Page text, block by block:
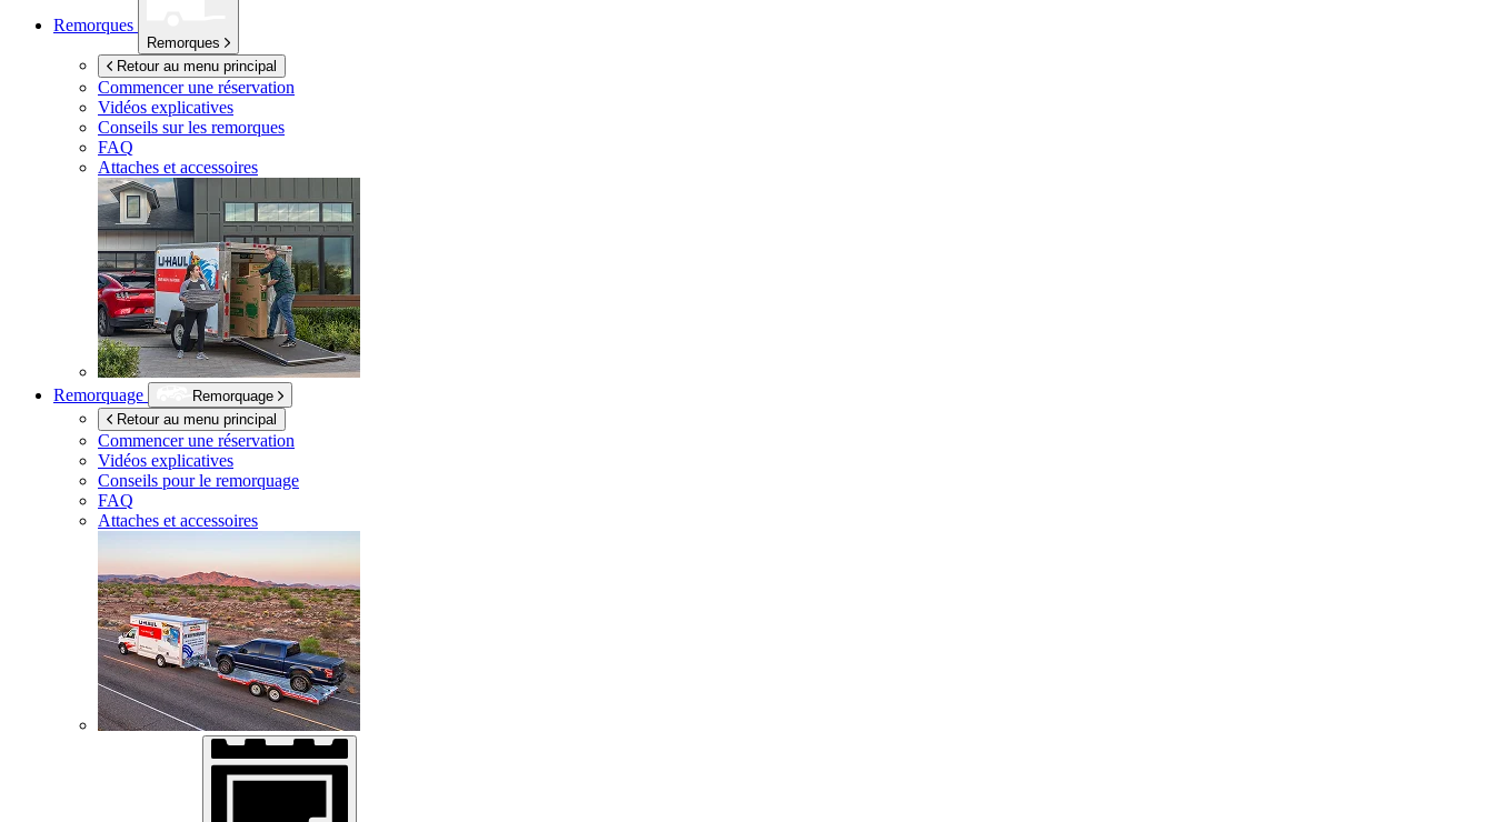
Remorques
Remorques
Retour au menu principal
Commencer une réservation
Vidéos explicatives
Conseils sur les remorques
FAQ
Attaches et accessoires
Remorquage
Remorquage
Retour au menu principal
Commencer une réservation
Vidéos explicatives
Conseils pour le remorquage
FAQ
Attaches et accessoires